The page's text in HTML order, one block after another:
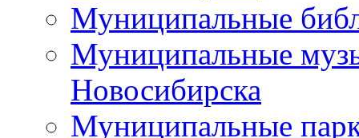
Муниципальные
Муниципальные
Новосибирска
Муниципальные